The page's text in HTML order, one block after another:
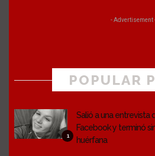
- Advertisement
POPULAR
1
Salió a una entrevista
Facebook y terminó
huérfana